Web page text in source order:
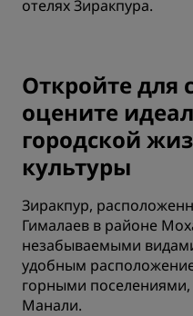
отелях Зиракпура.
Откройте для
оцените
городской
культуры
Зиракпур,
Гималаев в районе
незабываемыми
удобным
горными
Манали.